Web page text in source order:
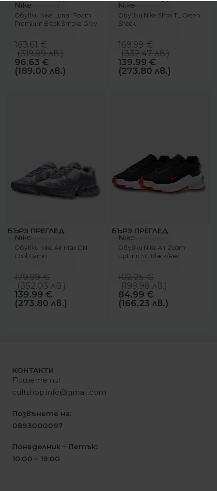
Nike
Обувки Nike Lunar Roam
Premium Black Smoke Grey
163.61€
(319.99лв.)
96.63 €
(189.00 лв.)
Nike
Обувки Nike Shox TL Green
Shock
169.99€
(332.47лв.)
139.99 €
(273.80 лв.)
-22%
БЪРЗ ПРЕГЛЕД
Nike
Обувки Nike Air Max DN
Cool Camo
179.99€
(352.03лв.)
139.99 €
(273.80 лв.)
-17%
БЪРЗ ПРЕГЛЕД
Nike
Обувки Nike Air Zoom
Upturn SC Black/Red
102.25€
(199.98лв.)
84.99 €
(166.23 лв.)
КОНТАКТИ
Пишете ни:
cultshop.info@gmail.com
Позвънете на:
0893000097
Понеделник – Петък:
10:00 – 19:00